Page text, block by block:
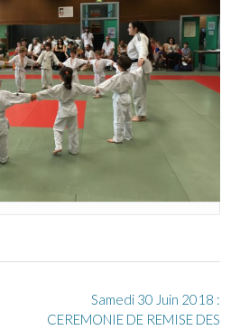
Samedi 30 Juin 2018 :
CEREMONIE DE REMISE DES